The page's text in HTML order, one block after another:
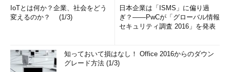
IoTとは何か？企業、社会をどう
変えるのか？ (1/3)
日本企業は「ISMS」に偏り過
ぎ？――PwCが「グローバル情報
セキュリティ調査 2016」を発表
知っておいて損はなし！ Office 2016からのダウン
グレード方法 (1/3)